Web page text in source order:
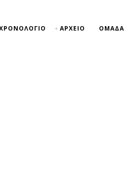
ΑΡΧΕΙΟ ΟΜΑΔΑ